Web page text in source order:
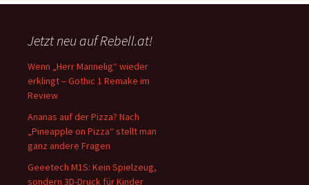
Jetzt neu auf Rebell.at!
Wenn „Herr Mannelig“ wieder
erklingt – Gothic 1 Remake im
Review
Ananas auf der Pizza? Nach
„Pineapple on Pizza“ stellt man
ganz andere Fragen
Geeetech M1S: Kein Spielzeug,
sondern 3D-Druck für Kinder